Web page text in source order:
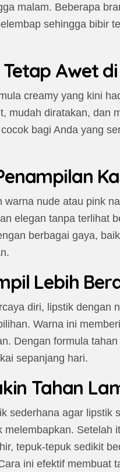
malam. Beberapa
sehingga bibir
Awet
creamy yang kini
mudah diratakan, dan
bagi Anda yang
nude atau pink
elegan tanpa terlihat
berbagai gaya,
Lebih
diri, lipstik dengan
Warna ini
Dengan formula
sepanjang hari.
Tahan
sederhana agar lipstik
Setelah
tepuk-tepuk sedikit
ini efektif membuat